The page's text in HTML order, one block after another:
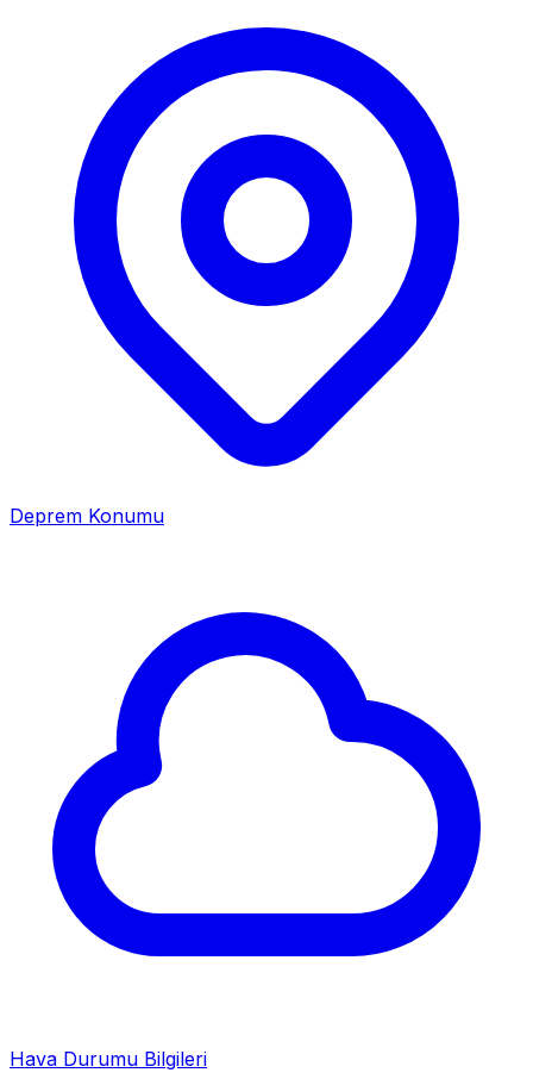
Deprem Konumu
Hava Durumu Bilgileri